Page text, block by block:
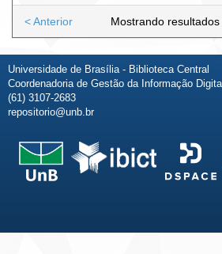
Mostrando
< Anterior
Universidade de Brasília - Biblioteca Central
Coordenadoria de Gestão da Informação
(61) 3107-2683
repositorio@unb.br